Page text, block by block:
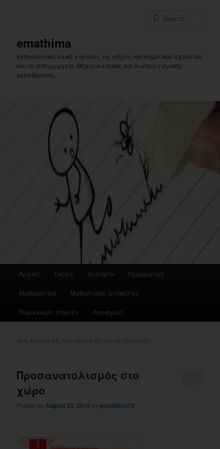
emathima
Εκπαιδευτικό υλικό για όλες τις τάξεις του δημοτικού σχολείου
και το νηπιαγωγείο. Θέματα ειδικής και διαπολιτισμικής
εκπαίδευσης.
Αρχική Τάξεις Λυσάρια Γραμματική
Μαθηματικά Μαθησιακές Δυσκολίες
Παράλληλη στήριξη Λογισμικά
TAG ARCHIVES: ΠΑΙΧΝΊΔΙΑ ΠΡΟΣΑΝΑΤΟΛΙΣΜΟΎ
Προσανατολισμός στο
χώρο
Posted on August 25, 2016 byemathima13